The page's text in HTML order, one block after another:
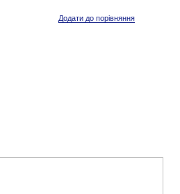
Додати до порівняння